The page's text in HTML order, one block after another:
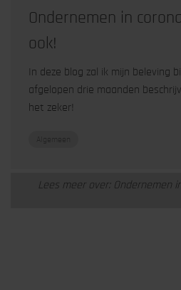
Ondernemen in
ook!
In deze blog zal ik mijn beleving
afgelopen drie maanden
het zeker!
Lees meer over: Ondernemen